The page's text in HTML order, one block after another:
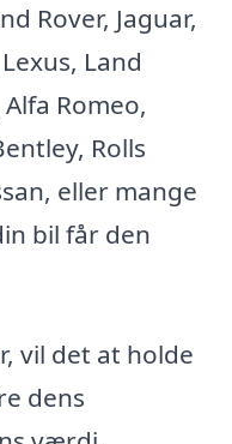
Rover, Jaguar,
Land
Romeo,
Rolls
eller mange
bil får den
vil det at holde
dens